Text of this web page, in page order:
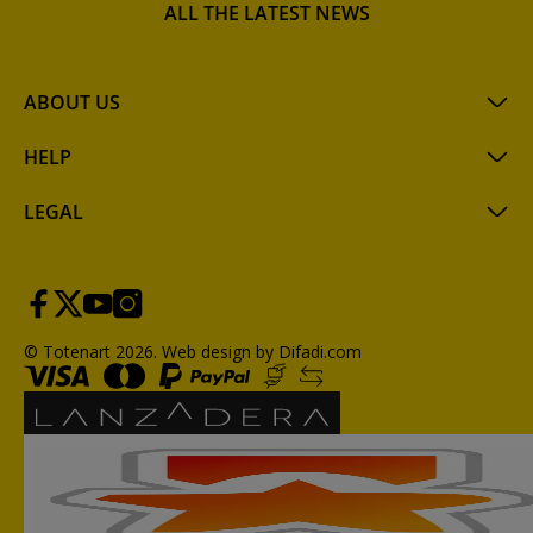
ABOUT US
HELP
LEGAL
ALL THE LATEST NEWS
© Totenart 2026. Web design by Difadi.com